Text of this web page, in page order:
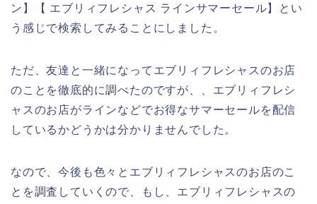
ン】【 エブリィフレシャス ラインサマーセール】とい
う感じで検索してみることにしました。
ただ、友達と一緒になってエブリィフレシャスのお店
のことを徹底的に調べたのですが、、エブリィフレシ
ャスのお店がラインなどでお得なサマーセールを配信
しているかどうかは分かりませんでした。
なので、今後も色々とエブリィフレシャスのお店のこ
とを調査していくので、もし、エブリィフレシャスの